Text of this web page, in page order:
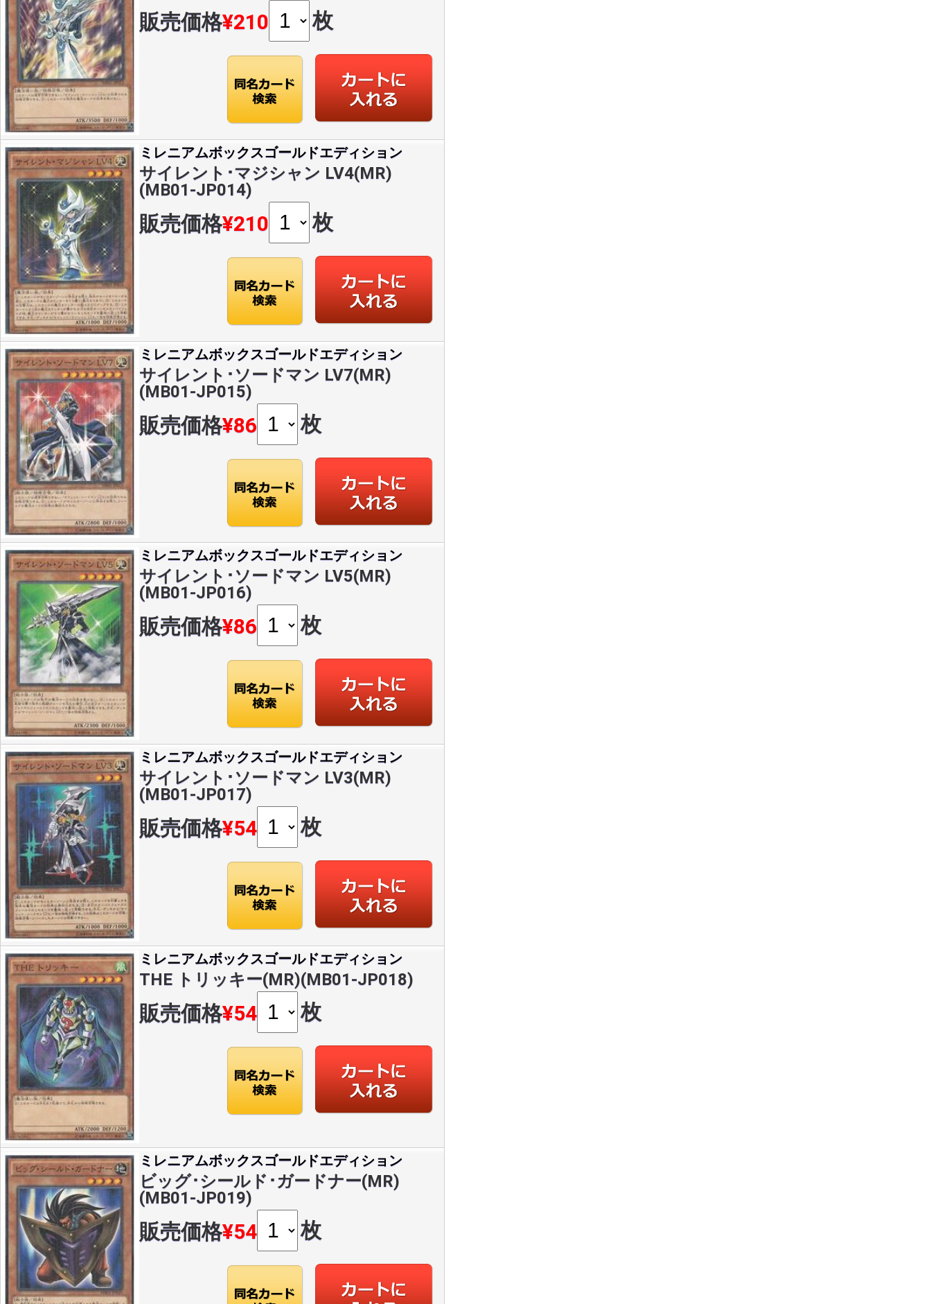
販売価格¥210 枚
ミレニアムボックスゴールドエディション
サイレント･マジシャン LV4(MR)
(MB01-JP014)
販売価格¥210 枚
ミレニアムボックスゴールドエディション
サイレント･ソードマン LV7(MR)
(MB01-JP015)
販売価格¥86 枚
ミレニアムボックスゴールドエディション
サイレント･ソードマン LV5(MR)
(MB01-JP016)
販売価格¥86 枚
ミレニアムボックスゴールドエディション
サイレント･ソードマン LV3(MR)
(MB01-JP017)
販売価格¥54 枚
ミレニアムボックスゴールドエディション
THE トリッキー(MR)(MB01-JP018)
販売価格¥54 枚
ミレニアムボックスゴールドエディション
ビッグ･シールド･ガードナー(MR)
(MB01-JP019)
販売価格¥54 枚